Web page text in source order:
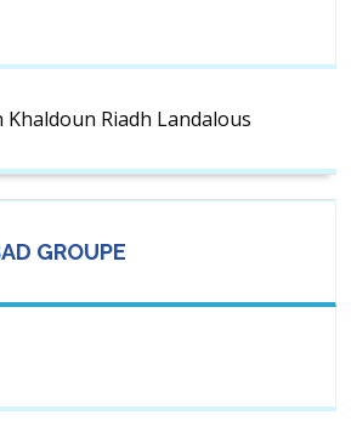
Khaldoun Riadh Landalous
GROUPE